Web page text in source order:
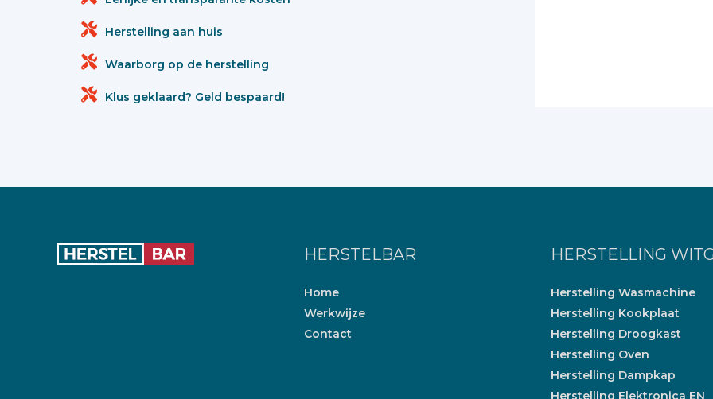
Herstelling aan huis
Waarborg op de herstelling
Klus geklaard? Geld bespaard!
HERSTELBAR
Home
Werkwijze
Contact
HERSTELLING
Herstelling Wasmachine
Herstelling Kookplaat
Herstelling Droogkast
Herstelling Oven
Herstelling Dampkap
Herstelling Elektronica EN